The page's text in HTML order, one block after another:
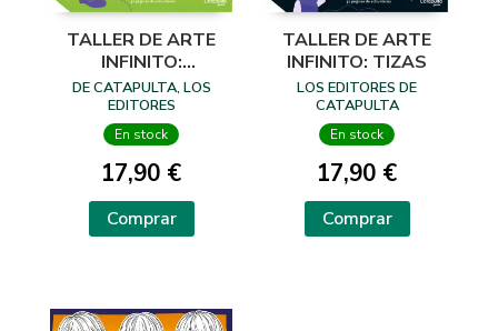
TALLER DE ARTE
INFINITO:
TÉMPERAS
DE CATAPULTA, LOS
EDITORES
En stock
17,90 €
Comprar
TALLER DE ARTE
INFINITO: TIZAS
LOS EDITORES DE
CATAPULTA
En stock
17,90 €
Comprar